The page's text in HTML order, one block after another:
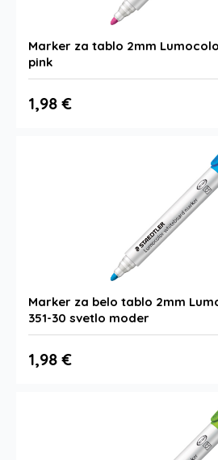
Marker za tablo 2mm
pink
1,98 €
Marker za belo tablo 2mm
351-30 svetlo moder
1,98 €